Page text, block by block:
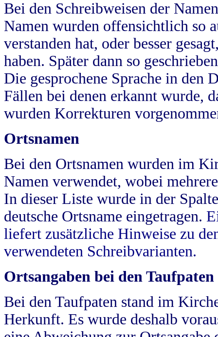
Bei den Schreibweisen der
Namen wurden offensichtlich so
verstanden hat, oder besser
haben. Später dann so
Die gesprochene Sprache in
Fällen bei denen erkannt wurde,
wurden Korrekturen
Ortsnamen
Bei den Ortsnamen wurden im
Namen verwendet, wobei
In dieser Liste wurde in der
deutsche Ortsname eingetragen.
liefert zusätzliche Hinweise zu
verwendeten Schreibvarianten.
Ortsangaben bei den Taufpaten
Bei den Taufpaten stand im
Herkunft. Es wurde deshalb